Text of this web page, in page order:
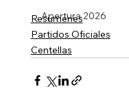
Apertura 2026
Resumenes
Partidos Oficiales
Centellas